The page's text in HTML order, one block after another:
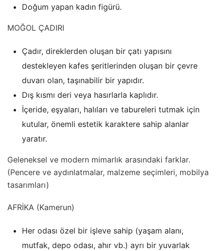
Doğum yapan kadın figürü.
MOĞOL ÇADIRI
Çadır, direklerden oluşan bir çatı yapısını
destekleyen kafes şeritlerinden oluşan bir çevre
duvarı olan, taşınabilir bir yapıdır.
Dış kısmı deri veya hasırlarla kaplıdır.
İçeride, eşyaları, halıları ve tabureleri tutmak için
kutular, önemli estetik karaktere sahip alanlar
yaratır.
Geleneksel ve modern mimarlık arasındaki farklar.
(Pencere ve aydınlatmalar, malzeme seçimleri, mobilya
tasarımları)
AFRİKA (Kamerun)
Her odası özel bir işleve sahip (yaşam alanı,
mutfak, depo odası, ahır vb.) ayrı bir yuvarlak